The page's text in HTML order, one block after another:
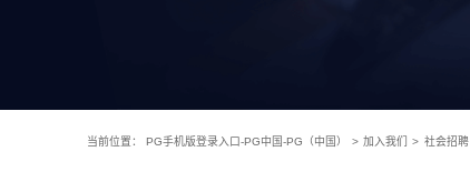
当前位置： PG手机版登录入口-PG中国-PG（中国） > 加入我们 > 社会招聘